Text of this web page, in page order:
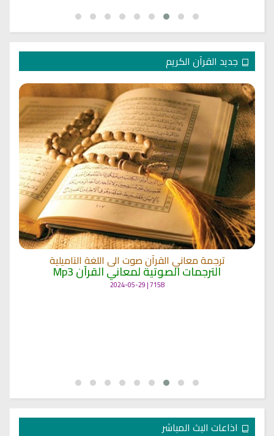
جديد القرآن الكريم
ترجمة معاني القرآن صوت الى اللغة التاميلية
الترجمات الصوتية لمعاني القرآن Mp3
7158 | 2024-05-29
اذاعات البث المباشر